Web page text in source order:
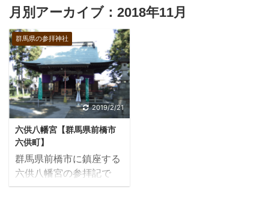
月別アーカイブ：2018年11月
群馬県の参拝神社
2019/2/21
六供八幡宮【群馬県前橋市
六供町】
群馬県前橋市に鎮座する
六供八幡宮の参拝記で
す。六供八幡宮は、808